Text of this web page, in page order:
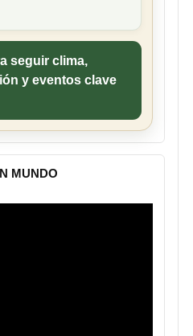
seguir clima,
y eventos clave
MUNDO